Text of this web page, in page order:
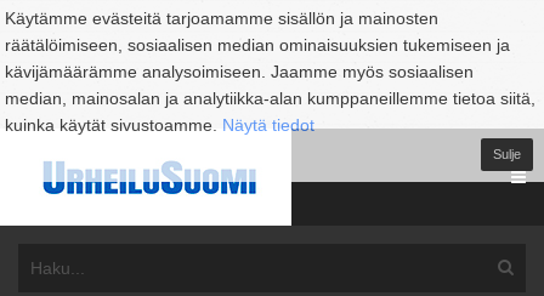
Käytämme evästeitä tarjoamamme sisällön ja mainosten
räätälöimiseen, sosiaalisen median ominaisuuksien tukemiseen ja
kävijämäärämme analysoimiseen. Jaamme myös sosiaalisen
median, mainosalan ja analytiikka-alan kumppaneillemme tietoa siitä,
kuinka käytät sivustoamme. Näytä tiedot
Sulje